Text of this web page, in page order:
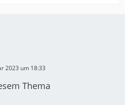
2023 um 18:33
Thema